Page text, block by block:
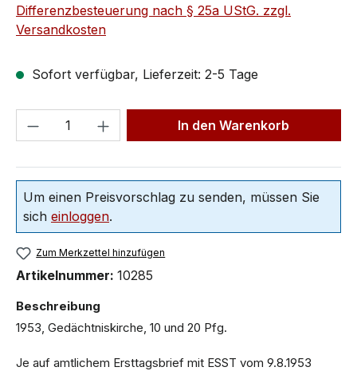
Differenzbesteuerung nach § 25a UStG. zzgl.
Versandkosten
Sofort verfügbar, Lieferzeit: 2-5 Tage
In den Warenkorb
Um einen Preisvorschlag zu senden, müssen Sie
sich einloggen.
Zum Merkzettel hinzufügen
Artikelnummer: 10285
Beschreibung
1953, Gedächtniskirche, 10 und 20 Pfg.
Je auf amtlichem Ersttagsbrief mit ESST vom 9.8.1953